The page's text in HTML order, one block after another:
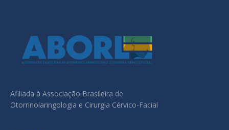
Afiliada à Associação Brasileira de
Otorrinolaringologia e Cirurgia Cérvico-Facial